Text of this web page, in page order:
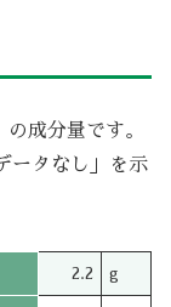
成分量です。
タなし」を示
2.2 g